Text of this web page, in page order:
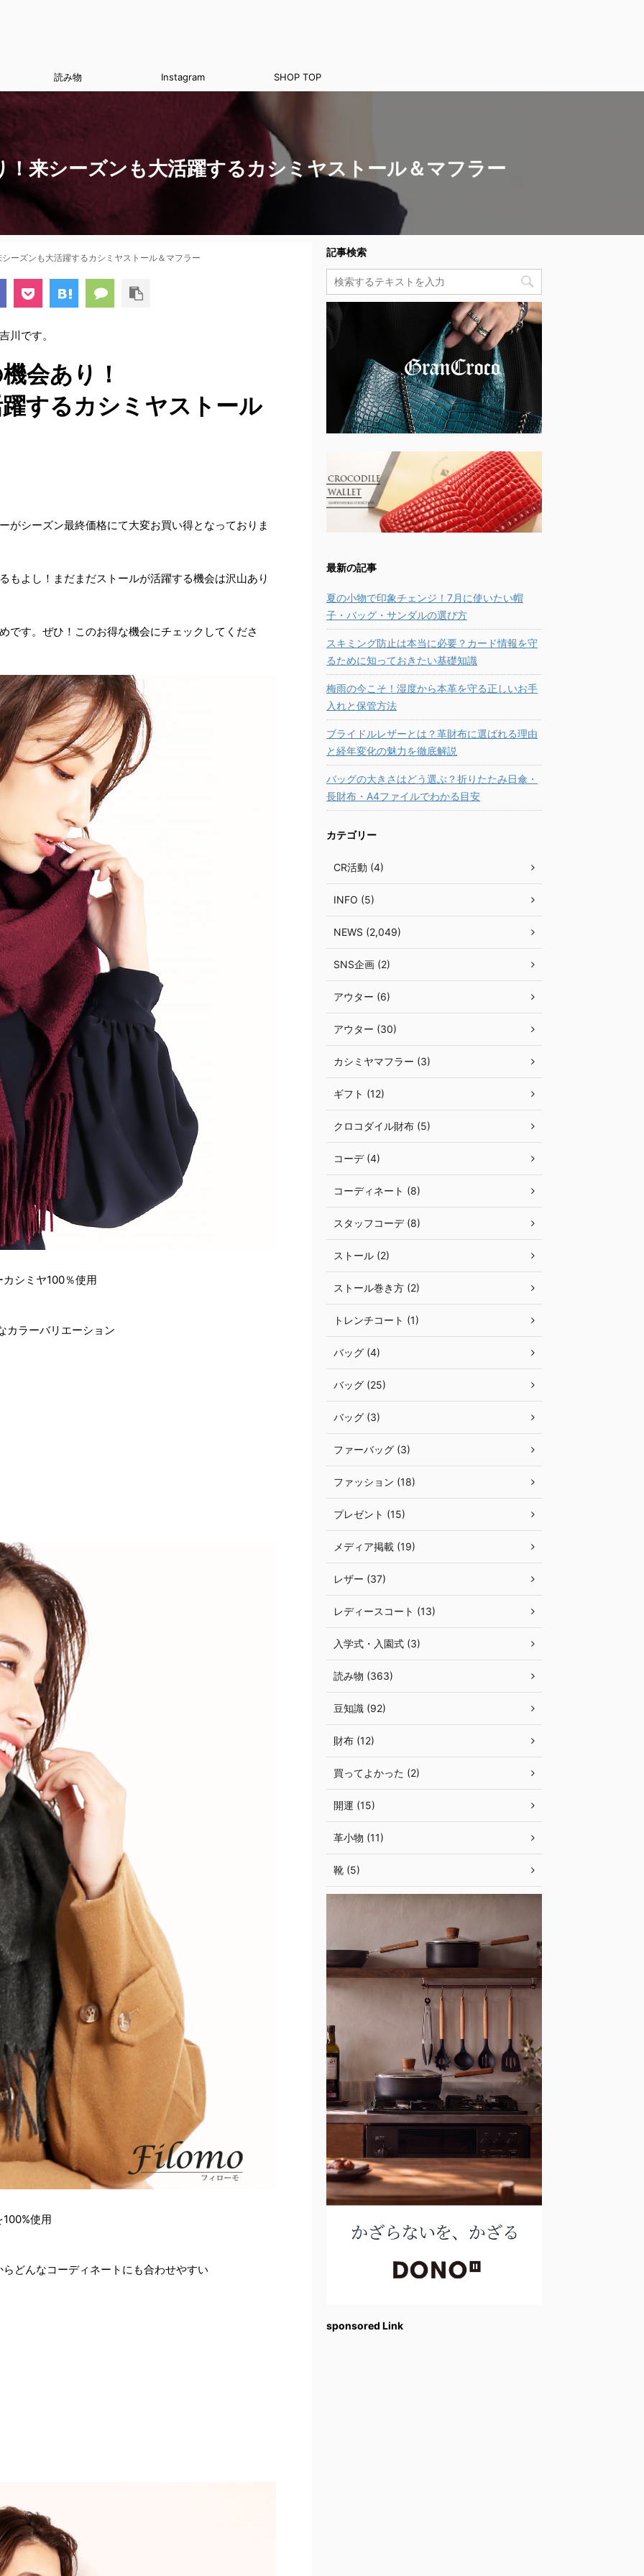
読み物 Instagram SHOP TOP
来シーズンも大活躍するカシミヤストール＆マフラー
ーズンも大活躍するカシミヤストール＆マフラー
川です。
会あり！
するカシミヤストール
がシーズン最終価格にて大変お買い得となっておりま
もよし！まだまだストールが活躍する機会は沢山あり
です。ぜひ！このお得な機会にチェックしてくださ
シミヤ100％使用
ラーバリエーション
使用
どんなコーディネートにも合わせやすい
記事検索
最新の記事
夏の小物で印象チェンジ！7月に使いたい帽
子・バッグ・サンダルの選び方
スキミング防止は本当に必要？カード情報を守
るために知っておきたい基礎知識
梅雨の今こそ！湿度から本革を守る正しいお手
入れと保管方法
ブライドルレザーとは？革財布に選ばれる理由
と経年変化の魅力を徹底解説
バッグの大きさはどう選ぶ？折りたたみ日傘・
長財布・A4ファイルでわかる目安
カテゴリー
CR活動 (4)
INFO (5)
NEWS (2,049)
SNS企画 (2)
アウター (6)
アウター (30)
カシミヤマフラー (3)
ギフト (12)
クロコダイル財布 (5)
コーデ (4)
コーディネート (8)
スタッフコーデ (8)
ストール (2)
ストール巻き方 (2)
トレンチコート (1)
バッグ (4)
バッグ (25)
バッグ (3)
ファーバッグ (3)
ファッション (18)
プレゼント (15)
メディア掲載 (19)
レザー (37)
レディースコート (13)
入学式・入園式 (3)
読み物 (363)
豆知識 (92)
財布 (12)
買ってよかった (2)
開運 (15)
革小物 (11)
靴 (5)
sponsored Link